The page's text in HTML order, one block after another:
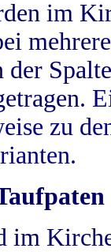
im
zu
im